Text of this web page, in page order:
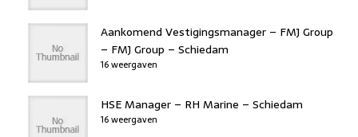
Aankomend Vestigingsmanager – FMJ Group
– FMJ Group – Schiedam
16 weergaven
HSE Manager – RH Marine – Schiedam
16 weergaven